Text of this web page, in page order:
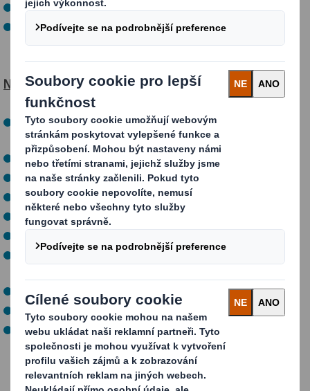
Komunikační dovednosti
Praxi na obdobné pozici ve výrobní firmě
Nabízíme:
Zázemí nadnárodní společnosti se zajímavým
produktem
Kariérní růst
Týden dovolené navíc
Pevné % ze mzdy na penzijní připojištění
Platební kartu Flexi Pass
Dotované obědy
Vzdělávání i-formou portálu Seduo / interního portálu
Příspěvky na očkování
Příspěvek na dopravné 1.000 Kč/měsíčně
Akciový program společnosti DS Smith